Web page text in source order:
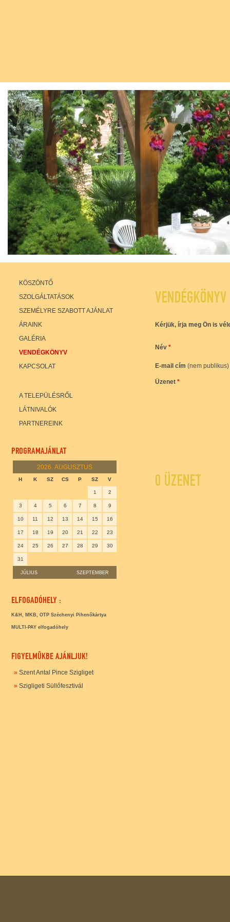
VENDÉGKÖNYV
Kérjük, írja meg Ön is
Név *
E-mail cím (nem publikus)
Üzenet *
0 ÜZENET
KÖSZÖNTŐ
SZOLGÁLTATÁSOK
SZEMÉLYRE SZABOTT AJÁNLAT
ÁRAINK
GALÉRIA
VENDÉGKÖNYV
KAPCSOLAT
A TELEPÜLÉSRŐL
LÁTNIVALÓK
PARTNEREINK
PROGRAMAJÁNLAT
2026. AUGUSZTUS
H K SZ CS P SZ V
1 2
3 4 5 6 7 8 9
10 11 12 13 14 15 16
17 18 19 20 21 22 23
24 25 26 27 28 29 30
31
JÚLIUS SZEPTEMBER
ELFOGADÓHELY :
K&H, MKB, OTP Széchenyi Pihenőkártya
MULTI-PAY elfogadóhely
FIGYELMÜKBE AJÁNLJUK!
» Szent Antal Pince Szigliget
» Szigligeti Süllőfesztivál